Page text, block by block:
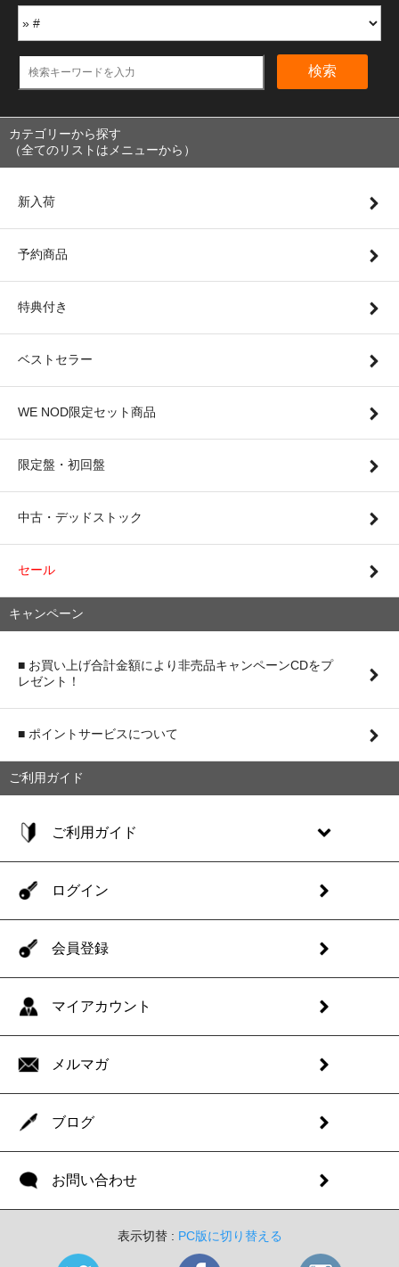
検索
カテゴリーから探す
（全てのリストはメニューから）
新入荷
予約商品
特典付き
ベストセラー
WE NOD限定セット商品
限定盤・初回盤
中古・デッドストック
セール
キャンペーン
■ お買い上げ合計金額により非売品キャンペーンCDをプ
レゼント！
■ ポイントサービスについて
ご利用ガイド
ご利用ガイド
ログイン
会員登録
マイアカウント
メルマガ
ブログ
お問い合わせ
表示切替 : PC版に切り替える